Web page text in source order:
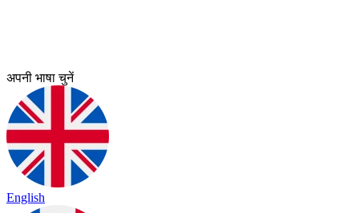
अपनी भाषा चुनें
English